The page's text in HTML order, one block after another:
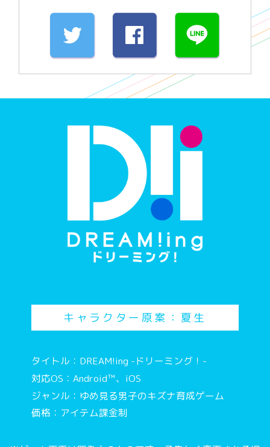
キャラクター原案：夏生
タイトル：DREAM!ing -ドリーミング！-
対応OS：Android™、iOS
ジャンル：ゆめ見る男子のキズナ育成ゲーム
価格：アイテム課金制